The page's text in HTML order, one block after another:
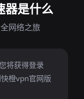
是什么
网络之旅
将获得登录
橙vpn官网版